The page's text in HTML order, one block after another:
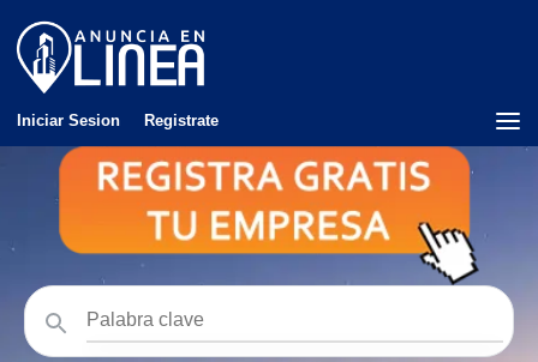
Iniciar Sesion Registrate